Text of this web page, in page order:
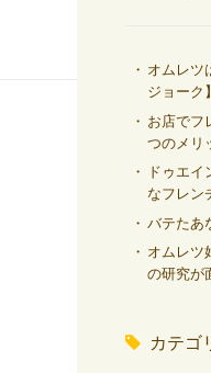
オムレツ
ジョーク】
お店でフ
つのメリ
ドゥエイ
なフレン
バテたあ
オムレツ
の研究が
カテゴ